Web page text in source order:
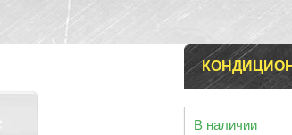
В наличии